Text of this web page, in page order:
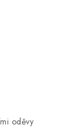
oděvy